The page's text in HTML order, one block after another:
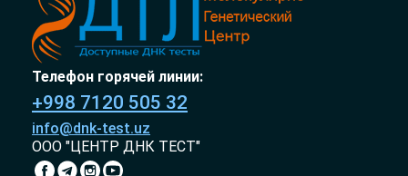
Телефон горячей линии:
+998 7120 505 32
info@dnk-test.uz
ООО "ЦЕНТР ДНК ТЕСТ"